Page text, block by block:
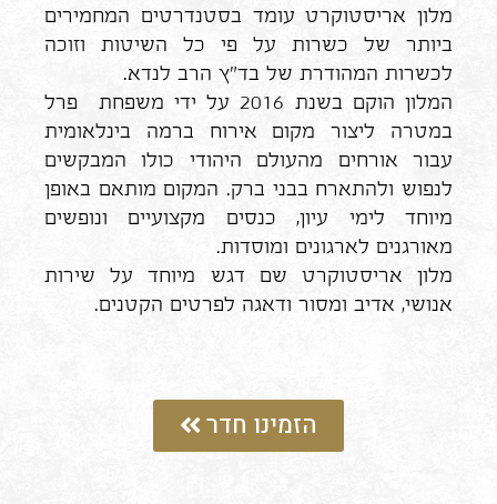
מלון אריסטוקרט עומד בסטנדרטים המחמירים
ביותר של כשרות על פי כל השיטות וזוכה
לכשרות המהודרת של בד"ץ הרב לנדא.
המלון הוקם בשנת 2016 על ידי משפחת פרל
במטרה ליצור מקום אירוח ברמה בינלאומית
עבור אורחים מהעולם היהודי כולו המבקשים
לנפוש ולהתארח בבני ברק. המקום מותאם באופן
מיוחד לימי עיון, כנסים מקצועיים ונופשים
מאורגנים לארגונים ומוסדות.
מלון אריסטוקרט שם דגש מיוחד על שירות
אנושי, אדיב ומסור ודאגה לפרטים הקטנים.
הזמינו חדר